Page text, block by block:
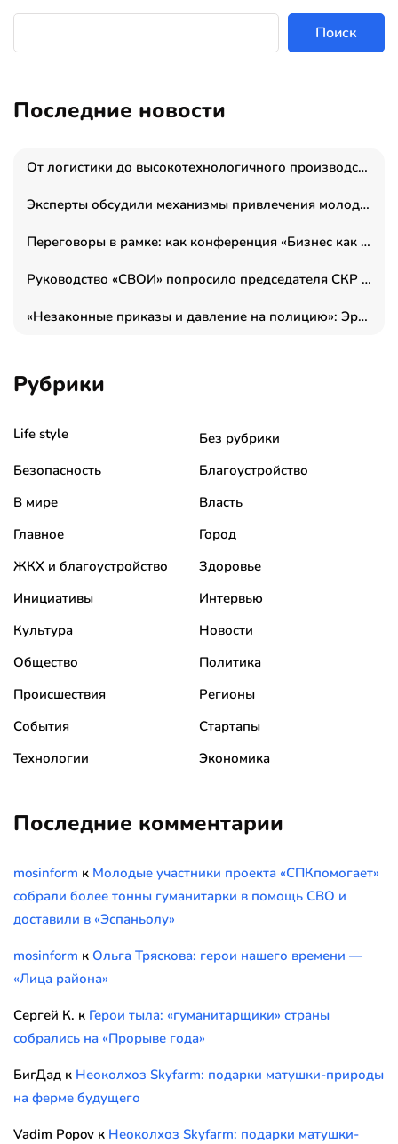
Поиск
Последние новости
От логистики до высокотехнологичного производства: как основатель “гагаринга” выстраивает экосистему безопасности и гражданских БПЛА
Эксперты обсудили механизмы привлечения молодых специалистов в промышленные города
Переговоры в рамке: как конференция «Бизнес как искусство» переформатирует деловой этикет в стенах ТПП РФ
Руководство «СВОИ» попросило председателя СКР дать правовую оценку обысков в тыловом штабе
«Незаконные приказы и давление на полицию»: Эрнеста Султанова задержали у посольства Израиля во время одиночного пикета
Рубрики
Life style
Без рубрики
Безопасность
Благоустройство
В мире
Власть
Главное
Город
ЖКХ и благоустройство
Здоровье
Инициативы
Интервью
Культура
Новости
Общество
Политика
Происшествия
Регионы
События
Стартапы
Технологии
Экономика
Последние комментарии
mosinform к Молодые участники проекта «СПКпомогает»
собрали более тонны гуманитарки в помощь СВО и
доставили в «Эспаньолу»
mosinform к Ольга Тряскова: герои нашего времени —
«Лица района»
Сергей К. к Герои тыла: «гуманитарщики» страны
собрались на «Прорыве года»
БигДад к Неоколхоз Skyfarm: подарки матушки-природы
на ферме будущего
Vadim Popov к Неоколхоз Skyfarm: подарки матушки-